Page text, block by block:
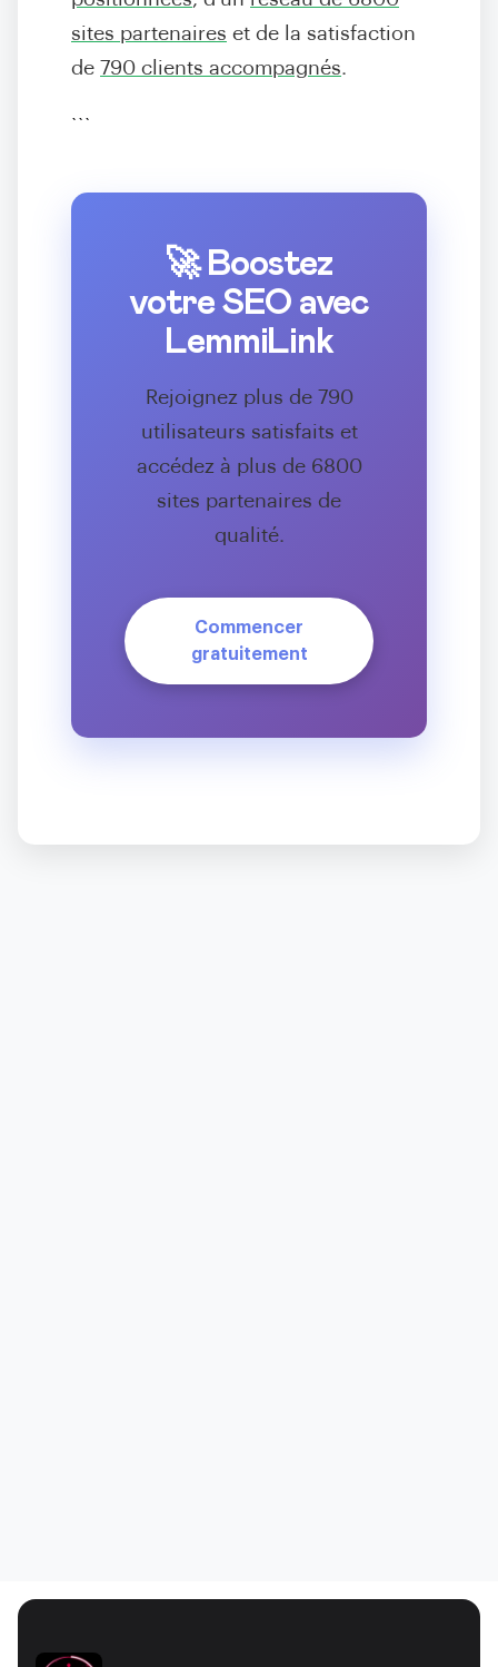
sites partenaires et de la satisfaction
de 790 clients accompagnés.
```
🚀 Boostez
votre SEO avec
LemmiLink
Rejoignez plus de 790
utilisateurs satisfaits et
accédez à plus de 6800
sites partenaires de
qualité.
Commencer
gratuitement